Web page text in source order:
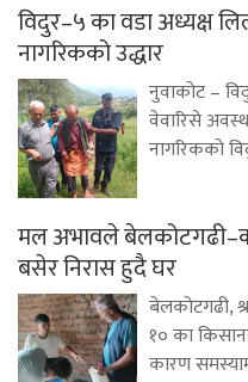
विदुर–५ का वडा अध्यक्ष
नागरिकको उद्धार
नुवाकोट –
वेवारिसे
नागरिकको
मल अभावले
बसेर निरास हुदै घर
बेलकोटगढी,
१० का
कारण